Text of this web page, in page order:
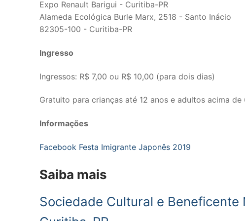
Expo Renault Barigui - Curitiba-PR
Alameda Ecológica Burle Marx, 2518 - Santo Inácio
82305-100 - Curitiba-PR
Ingresso
Ingressos: R$ 7,00 ou R$ 10,00 (para dois dias)
Gratuito para crianças até 12 anos e adultos acima de
Informações
Facebook Festa Imigrante Japonês 2019
Saiba mais
Sociedade Cultural e